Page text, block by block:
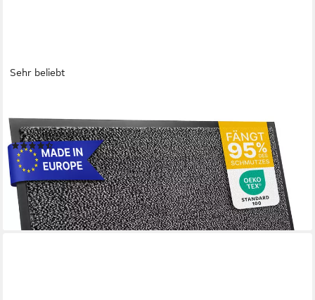
Sehr beliebt
Innen & Außen waschbar rutschfest dünn saugstark
(99)
ab 6,00 € 14,90 €
-60%
lieferbar - in 3-4 Werktagen bei dir
+4